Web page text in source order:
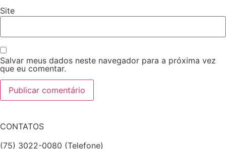
Site
Salvar meus dados neste navegador para a próxima vez
que eu comentar.
CONTATOS
(75) 3022-0080 (Telefone)